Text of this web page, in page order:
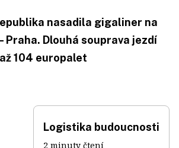
nasadila gigaliner na
Praha. Dlouhá souprava jezdí
104 europalet
Logistika budoucnosti
2 minuty čtení